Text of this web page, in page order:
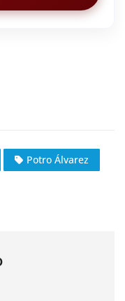
Potro Álvarez